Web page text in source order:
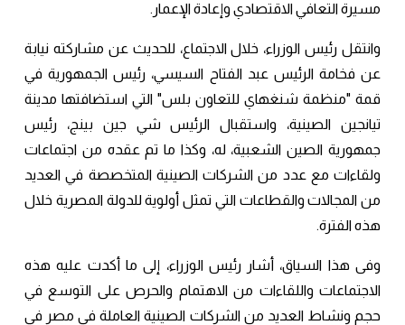
مسيرة التعافي الاقتصادي وإعادة الإعمار.
وانتقل رئيس الوزراء، خلال الاجتماع، للحديث عن مشاركته نيابة
عن فخامة الرئيس عبد الفتاح السيسي، رئيس الجمهورية في
قمة "منظمة شنغهاي للتعاون بلس" التي استضافتها مدينة
تيانجين الصينية، واستقبال الرئيس شي جين بينج، رئيس
جمهورية الصين الشعبية، له، وكذا ما تم عقده من اجتماعات
ولقاءات مع عدد من الشركات الصينية المتخصصة في العديد
من المجالات والقطاعات التي تمثل أولوية للدولة المصرية خلال
هذه الفترة.
وفى هذا السياق، أشار رئيس الوزراء، إلى ما أكدت عليه هذه
الاجتماعات واللقاءات من الاهتمام والحرص على التوسع في
حجم ونشاط العديد من الشركات الصينية العاملة في مصر في